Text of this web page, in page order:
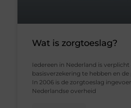
Wat is zorgtoeslag?
Iedereen in Nederland is verplicht
basisverzekering te hebben en
In 2006 is de zorgtoeslag
Nederlandse overheid